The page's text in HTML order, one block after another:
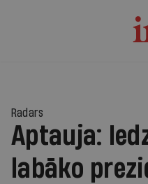
Radars
Aptauja:
labāko